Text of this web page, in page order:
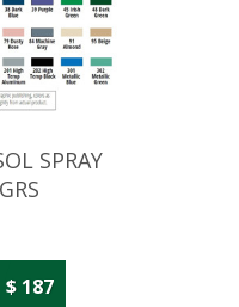
SPRAY
$ 187